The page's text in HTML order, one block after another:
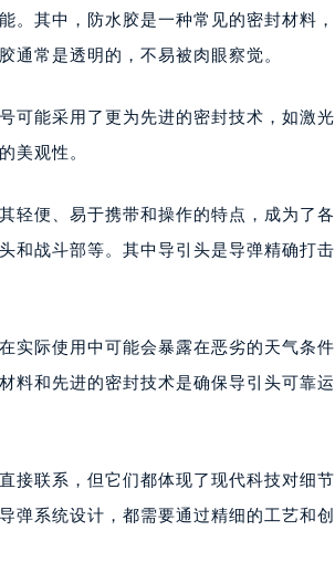
。其中，防水胶是一种常见的密封材料，
通常是透明的，不易被肉眼察觉。
可能采用了更为先进的密封技术，如激光
美观性。
轻便、易于携带和操作的特点，成为了各
和战斗部等。其中导引头是导弹精确打击
实际使用中可能会暴露在恶劣的天气条件
料和先进的密封技术是确保导引头可靠运
接联系，但它们都体现了现代科技对细节
弹系统设计，都需要通过精细的工艺和创